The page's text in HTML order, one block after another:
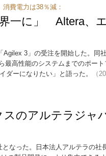
費電力は38％減：
界一に」 Altera、
3」の受注を開始した。同
最高性能のシステムまでのポー
ダーになりたい」と語った。
（
スのアルテラジ
なった。日本法人アルテラの社